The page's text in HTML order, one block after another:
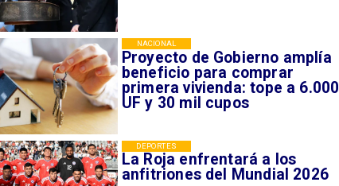
Proyecto de Gobierno amplía
beneficio para comprar
primera vivienda: tope a 6.000
UF y 30 mil cupos
NACIONAL
La Roja enfrentará a los
anfitriones del Mundial 2026
DEPORTES